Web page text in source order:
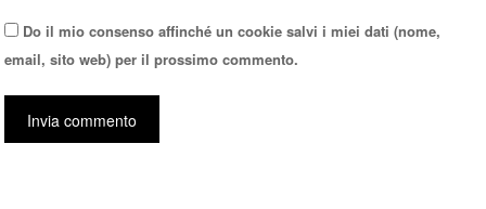
Do il mio consenso affinché un cookie salvi i miei dati (nome,
email, sito web) per il prossimo commento.